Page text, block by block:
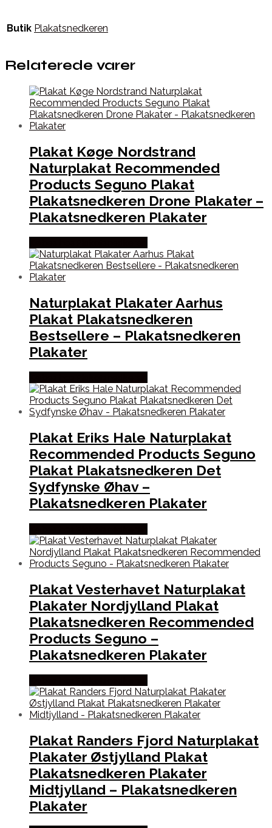
Butik Plakatsnedkeren
Relaterede varer
Plakat Køge Nordstrand
Naturplakat Recommended
Products Seguno Plakat
Plakatsnedkeren Drone Plakater –
Plakatsnedkeren Plakater
Naturplakat Plakater Aarhus
Plakat Plakatsnedkeren
Bestsellere – Plakatsnedkeren
Plakater
Plakat Eriks Hale Naturplakat
Recommended Products Seguno
Plakat Plakatsnedkeren Det
Sydfynske Øhav –
Plakatsnedkeren Plakater
Plakat Vesterhavet Naturplakat
Plakater Nordjylland Plakat
Plakatsnedkeren Recommended
Products Seguno –
Plakatsnedkeren Plakater
Plakat Randers Fjord Naturplakat
Plakater Østjylland Plakat
Plakatsnedkeren Plakater
Midtjylland – Plakatsnedkeren
Plakater